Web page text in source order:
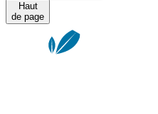
Haut
de page